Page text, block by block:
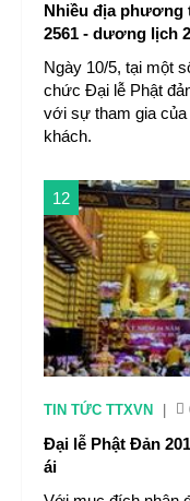
Nhiều địa phương
2561 - dương lịch
Ngày 10/5, tại một
chức Đại lễ Phật
với sự tham gia của
khách.
12
TIN TỨC TTXVN
Đại lễ Phật Đản
ái